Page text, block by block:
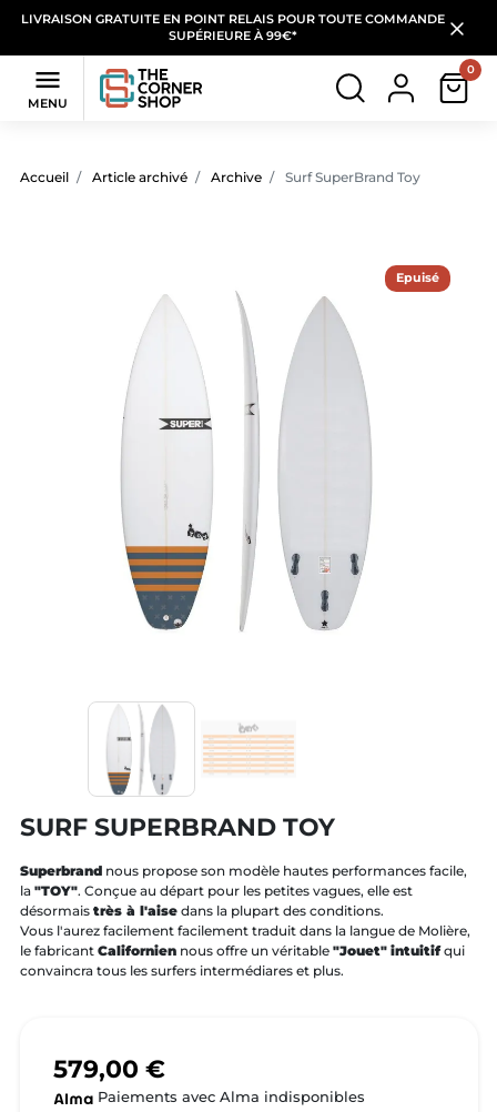
LIVRAISON GRATUITE EN POINT RELAIS POUR TOUTE COMMANDE
SUPÉRIEURE À 99€*

MENU
0
Accueil Article archivé Archive Surf SuperBrand Toy
Epuisé
SURF SUPERBRAND TOY
Superbrandnous propose son modèle hautes performances facile,
la "TOY". Conçue au départ pour les petites vagues, elle est
désormais très à l'aisedans la plupart des conditions.
Vous l'aurez facilement facilement traduit dans la langue de Molière,
le fabricant Californiennous offre un véritable "Jouet" intuitifqui
convaincra tous les surfers intermédiares et plus.
579,00 €
Paiements avec Alma indisponibles